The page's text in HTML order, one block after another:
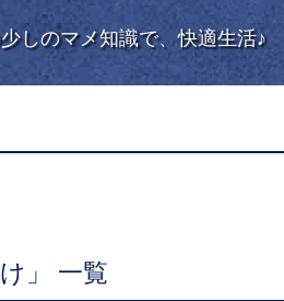
しのマメ知識で、快適生活♪
」 一覧